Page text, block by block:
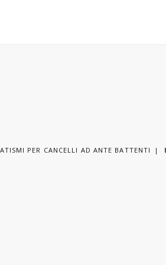
PER CANCELLI AD ANTE BATTENTI